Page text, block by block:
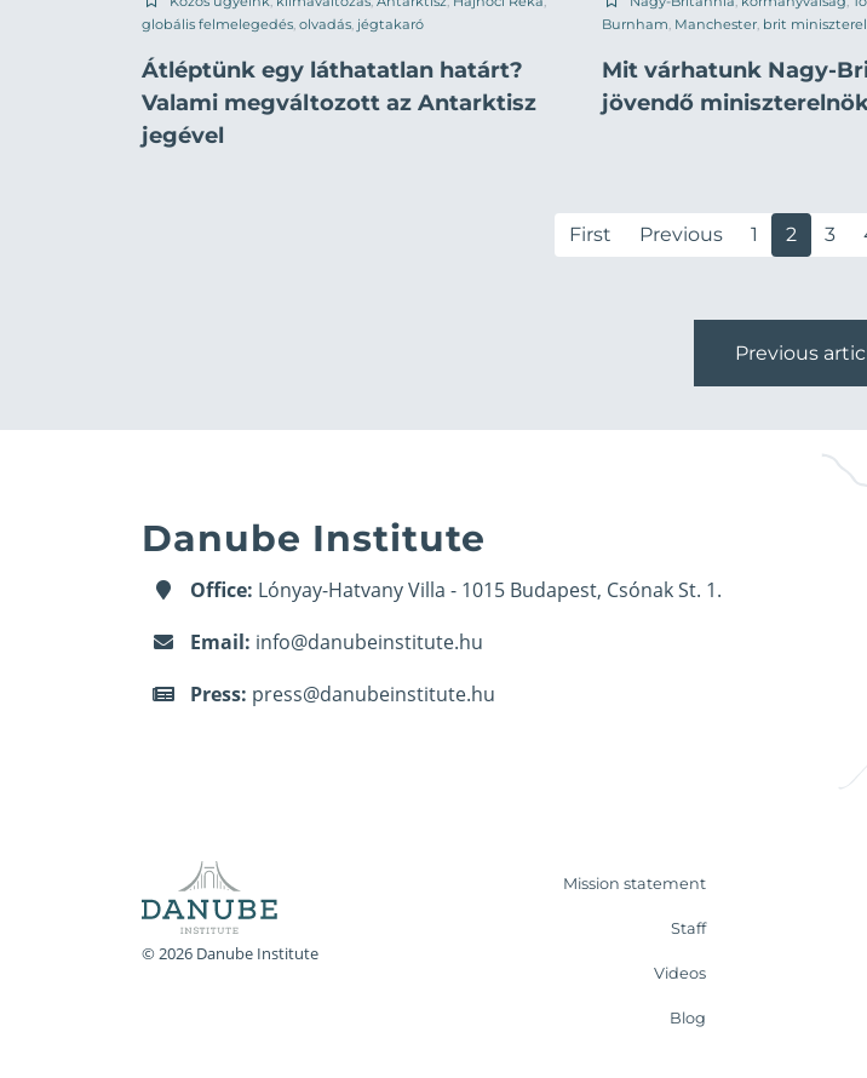
globális felmelegedés olvadás jégtakaró
Átléptünk egy láthatatlan határt?
Valami megváltozott az Antarktisz
jegével
Burnham Manchester brit
Mit várhatunk Nagy-
jövendő
First Previous 1 2 3
Previous
Danube Institute
Office: Lónyay-Hatvany Villa - 1015 Budapest, Csónak St. 1.
Email: info@danubeinstitute.hu
Press: press@danubeinstitute.hu
© 2026 Danube Institute
Mission statement
Staff
Videos
Blog